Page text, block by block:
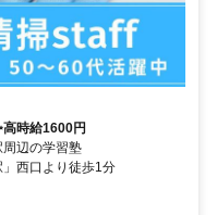
高時給1600円
辺の学習塾
西口より徒歩1分